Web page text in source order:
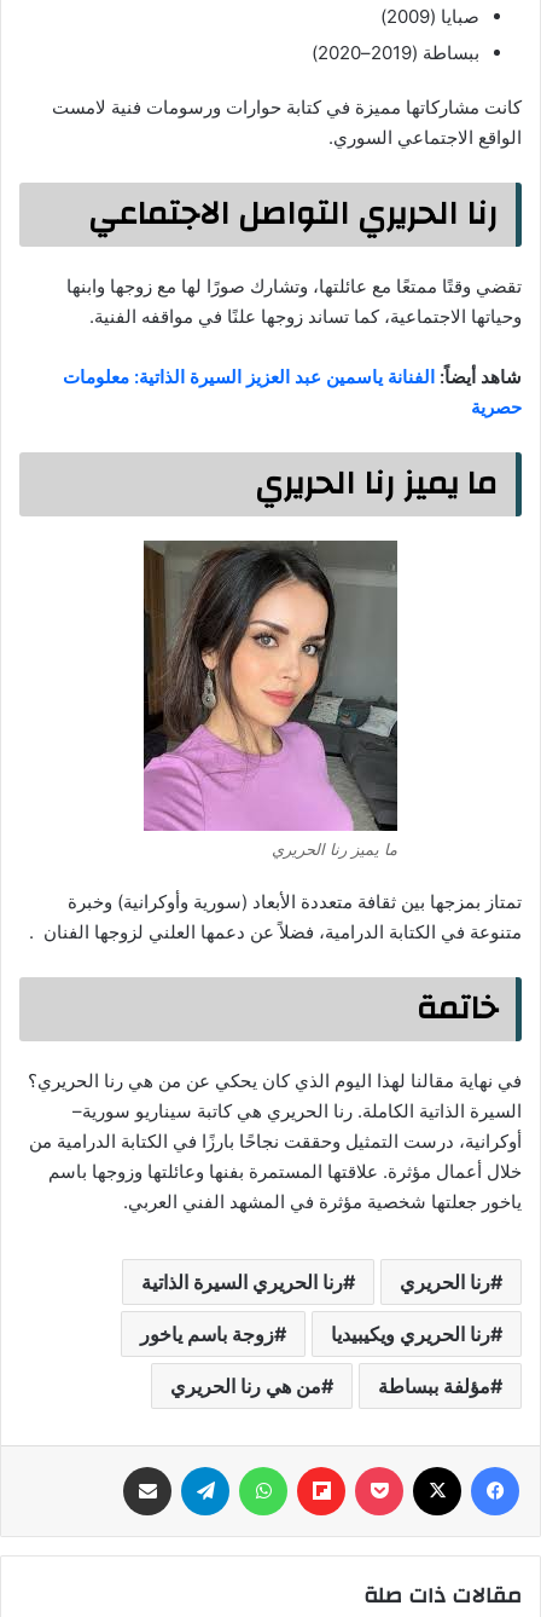
صبايا (2009)
ببساطة (2019–2020)
كانت مشاركاتها مميزة في كتابة حوارات ورسومات فنية لامست
الواقع الاجتماعي السوري.
رنا الحريري التواصل الاجتماعي
تقضي وقتًا ممتعًا مع عائلتها، وتشارك صورًا لها مع زوجها وابنها
وحياتها الاجتماعية، كما تساند زوجها علنًا في مواقفه الفنية.
شاهد أيضاً: الفنانة ياسمين عبد العزيز السيرة الذاتية: معلومات
حصرية
ما يميز رنا الحريري
ما يميز رنا الحريري
تمتاز بمزجها بين ثقافة متعددة الأبعاد (سورية وأوكرانية) وخبرة
متنوعة في الكتابة الدرامية، فضلاً عن دعمها العلني لزوجها الفنان .
خاتمة
في نهاية مقالنا لهذا اليوم الذي كان يحكي عن من هي رنا الحريري؟
السيرة الذاتية الكاملة. رنا الحريري هي كاتبة سيناريو سورية–
أوكرانية، درست التمثيل وحققت نجاحًا بارزًا في الكتابة الدرامية من
خلال أعمال مؤثرة. علاقتها المستمرة بفنها وعائلتها وزوجها باسم
ياخور جعلتها شخصية مؤثرة في المشهد الفني العربي.
رنا الحريري رنا الحريري السيرة الذاتية
رنا الحريري ويكيبيديا زوجة باسم ياخور
مؤلفة ببساطة من هي رنا الحريري
فيسبوك ‫Pocket
Flipboard واتساب تيلقرام
مقالات ذات صلة